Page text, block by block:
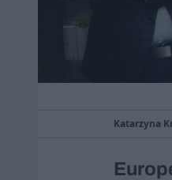
Katarzyna